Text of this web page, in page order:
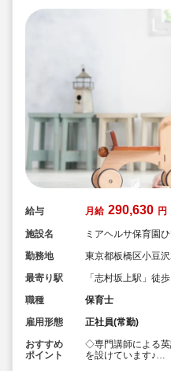
給与 月給 290,630 円
施設名
ミアヘルサ保育園
勤務地
東京都板橋区小豆
最寄り駅
「志村坂上駅」徒
職種
保育士
雇用形態
正社員(常勤)
おすすめ
ポイント
◇専門講師による英
を設けています♪